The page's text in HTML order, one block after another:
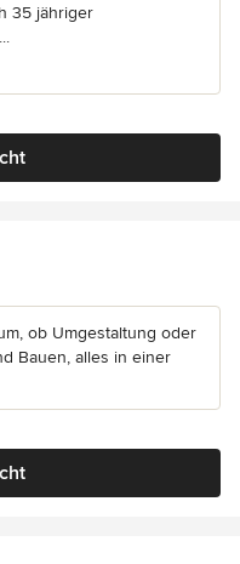
35 jähriger
ob Umgestaltung oder
Bauen, alles in einer